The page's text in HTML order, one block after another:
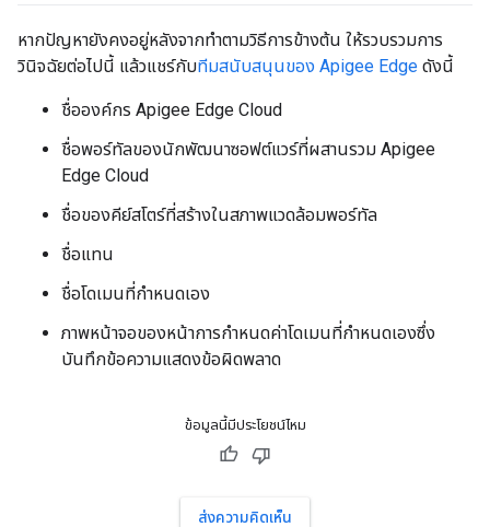
หากปัญหายังคงอยู่หลังจากทำตามวิธีการข้างต้น ให้รวบรวมการ
วินิจฉัยต่อไปนี้ แล้วแชร์กับทีมสนับสนุนของ Apigee Edge ดังนี้
ชื่อองค์กร Apigee Edge Cloud
ชื่อพอร์ทัลของนักพัฒนาซอฟต์แวร์ที่ผสานรวม Apigee
Edge Cloud
ชื่อของคีย์สโตร์ที่สร้างในสภาพแวดล้อมพอร์ทัล
ชื่อแทน
ชื่อโดเมนที่กำหนดเอง
ภาพหน้าจอของหน้าการกำหนดค่าโดเมนที่กำหนดเองซึ่ง
บันทึกข้อความแสดงข้อผิดพลาด
ข้อมูลนี้มีประโยชน์ไหม
ส่งความคิดเห็น